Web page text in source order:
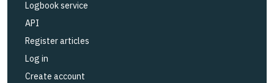
Logbook service
API
Register articles
Log in
Create account